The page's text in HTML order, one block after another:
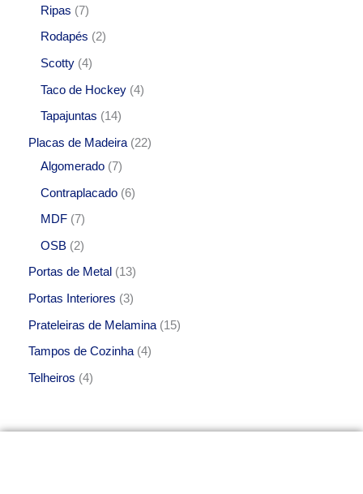
Ripas 7
Rodapés 2
Scotty 4
Taco de Hockey 4
Tapajuntas 14
Placas de Madeira
22
Algomerado 7
Contraplacado 6
MDF 7
OSB 2
Portas de Metal 13
Portas Interiores 3
Prateleiras de Melamina 15
Tampos de Cozinha 4
Telheiros 4